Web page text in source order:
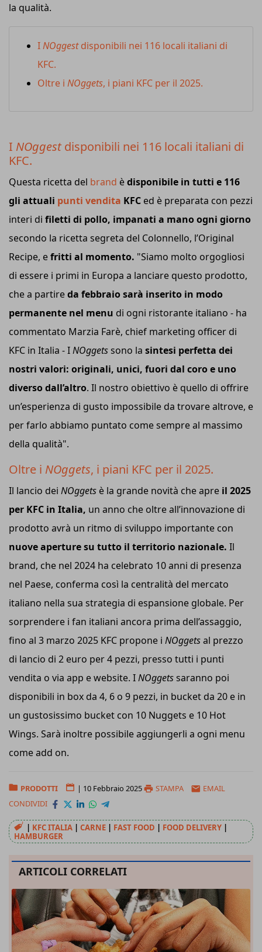
la qualità.
INOggestdisponibili nei 116 locali italiani di
KFC.
Oltre i NOggets, i piani KFC per il 2025.
I NOggestdisponibili nei 116 locali italiani di
KFC.
Questa ricetta del brand èdisponibile in tutti e 116
gli attuali punti vendita KFC ed è preparata con pezzi
interi di filetti di pollo, impanati a mano ogni giorno
secondo la ricetta segreta del Colonnello, l’Original
Recipe, efritti al momento. "Siamo molto orgogliosi
di essere i primi in Europa a lanciare questo prodotto,
che a partireda febbraio sarà inserito in modo
permanente nel menu di ogni ristorante italiano - ha
commentato Marzia Farè, chief marketing officer di
KFC in Italia - INOggetssono la sintesi perfetta dei
nostri valori: originali, unici, fuori dal coro e uno
diverso dall’altro. Il nostro obiettivo è quello di offrire
un’esperienza di gusto impossibile da trovare altrove, e
per farlo abbiamo puntato come sempre al massimo
della qualità".
Oltre i NOggets, i piani KFC per il 2025.
Il lancio dei NOggets è la grande novità che apre il 2025
per KFC in Italia, un anno che oltre all’innovazione di
prodotto avrà un ritmo di sviluppo importante con
nuove aperture su tutto il territorio nazionale. Il
brand, che nel 2024 ha celebrato 10 anni di presenza
nel Paese, conferma così la centralità del mercato
italiano nella sua strategia di espansione globale. Per
sorprendere i fan italiani ancora prima dell’assaggio,
fino al 3 marzo 2025 KFC propone i NOggetsal prezzo
di lancio di 2 euro per 4 pezzi, presso tutti i punti
vendita o via app e website. INOggetssaranno poi
disponibili in box da 4, 6 o 9 pezzi, in bucket da 20 e in
un gustosissimo bucket con 10 Nuggets e 10 Hot
Wings. Sarà inoltre possibile aggiungerli a ogni menu
come add on.
PRODOTTI | 10 Febbraio 2025 STAMPA
EMAIL
CONDIVIDI
| KFC ITALIA | CARNE | FAST FOOD | FOOD DELIVERY |
HAMBURGER
ARTICOLI CORRELATI